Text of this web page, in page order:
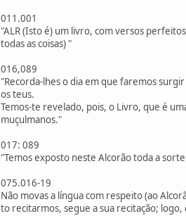
011.001
"ALR (Isto é) um livro, com versos
todas as coisas) "
016,089
"Recorda-lhes o dia em que faremos
os teus.
Temos-te revelado, pois, o Livro, que é
muçulmanos."
017: 089
"Temos exposto neste Alcorão toda a
075.016-19
Não movas a língua com respeito (ao
to recitarmos, segue a sua recitação;